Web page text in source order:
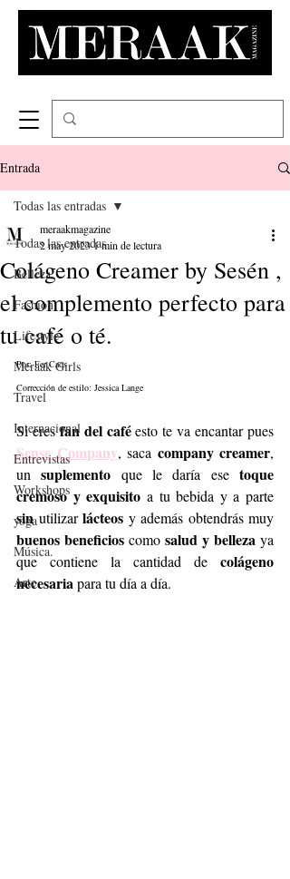
Entrada
Todas las entradas
Belleza
Fashion
Lifestyle
Meraak Girls
Travel
Internacional
Entrevistas
Workshops
yoga
Música.
Arte
Todas las entradas
Colágeno Creamer by Sesén ,
el complemento perfecto para
tu café o té.
meraakmagazine
2 may 20231 min de lectura
Por: Fer Caos
Corrección de estilo: Jessica Lange
Si eres fan del café
Sense Company, saca company creamer,
un suplemento que le daría ese toque
cremoso y exquisito a tu bebida y a parte
sin utilizar lácteos
buenos beneficios como salud y belleza ya
que contiene la cantidad de colágeno
necesaria para tu día a día.